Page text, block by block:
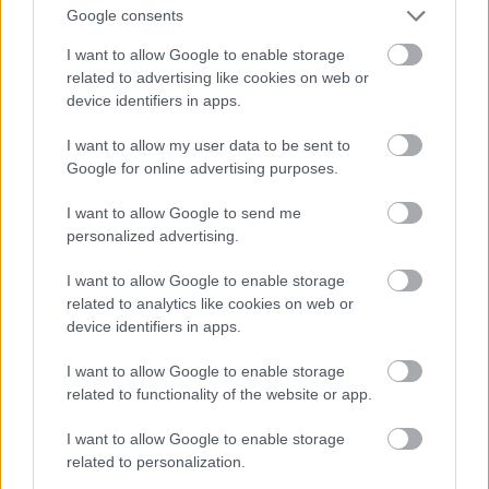
Google consents
I want to allow Google to enable storage
related to advertising like cookies on web or
device identifiers in apps.
I want to allow my user data to be sent to
Google for online advertising purposes.
I want to allow Google to send me
personalized advertising.
I want to allow Google to enable storage
related to analytics like cookies on web or
device identifiers in apps.
I want to allow Google to enable storage
related to functionality of the website or app.
I want to allow Google to enable storage
related to personalization.
Az iratok tárolására egy 280 x 200 cm-es, 50 cm
mély szekrényt tervezett Kozma, két ajtóval, felül
íróasztal, ennek kék linóleumlap munkafelülete van.
Ehhez acélcső vázas karosszék (a híres Kozma-féle
tartozott kárpitozott üléssel, nádazott háttámlával. A
mosdót és a ruhatárat hosszanti csíkozású